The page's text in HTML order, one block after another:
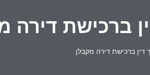
ברכישת דירה
ברכישת דירה מקבלן